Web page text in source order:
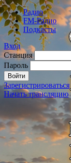
Радио
FM-Радио
Подкасты
Вход
Станция
Пароль
Зарегистрироваться
Начать трансляцию